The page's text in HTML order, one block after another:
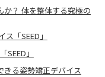
？ 体を整体する究極の
「SEED」
」
きる姿勢矯正デバイス